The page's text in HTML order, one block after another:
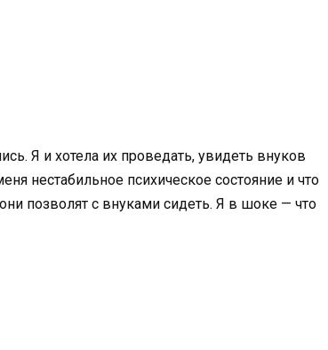
Я и хотела их проведать, увидеть внуков
нестабильное психическое состояние и что
позволят с внуками сидеть. Я в шоке — что